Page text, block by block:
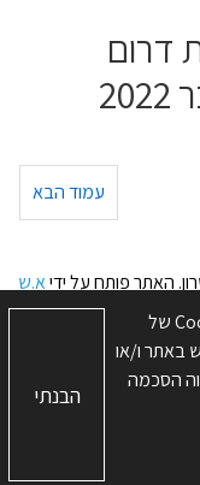
דרום
עמוד הבא
האתר פותח על ידיא.ש
הצהרת נגישות
לידיעתך, באתר זה נעשה שימוש בקבצי Cookies של
באתר ו/או
הסכמה
הבנתי